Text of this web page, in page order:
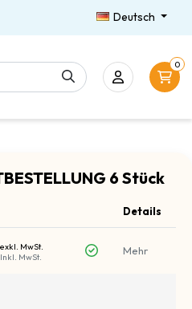
Deutsch
0
6 Stück
Details
exkl. MwSt.
Inkl. MwSt. Mehr